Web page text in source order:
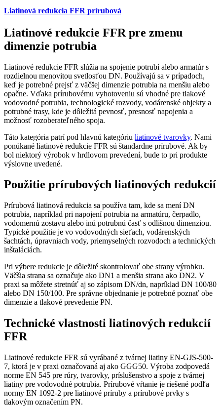
Liatinová redukcia FFR prírubová
Liatinové redukcie FFR pre zmenu
dimenzie potrubia
Liatinové redukcie FFR slúžia na spojenie potrubí alebo armatúr s
rozdielnou menovitou svetlosťou DN. Používajú sa v prípadoch,
keď je potrebné prejsť z väčšej dimenzie potrubia na menšiu alebo
opačne. Vďaka prírubovému vyhotoveniu sú vhodné pre tlakové
vodovodné potrubia, technologické rozvody, vodárenské objekty a
potrubné trasy, kde je dôležitá pevnosť, presnosť napojenia a
možnosť rozoberateľného spoja.
Táto kategória patrí pod hlavnú kategóriu liatinové tvarovky. Nami
ponúkané liatinové redukcie FFR sú štandardne prírubové. Ak by
bol niektorý výrobok v hrdlovom prevedení, bude to pri produkte
výslovne uvedené.
Použitie prírubových liatinových redukcií
Prírubová liatinová redukcia sa používa tam, kde sa mení DN
potrubia, napríklad pri napojení potrubia na armatúru, čerpadlo,
vodomernú zostavu alebo inú potrubnú časť s odlišnou dimenziou.
Typické použitie je vo vodovodných sieťach, vodárenských
šachtách, úpravniach vody, priemyselných rozvodoch a technických
inštaláciách.
Pri výbere redukcie je dôležité skontrolovať obe strany výrobku.
Väčšia strana sa označuje ako DN1 a menšia strana ako DN2. V
praxi sa môžete stretnúť aj so zápisom DN/dn, napríklad DN 100/80
alebo DN 150/100. Pre správne objednanie je potrebné poznať obe
dimenzie a tlakové prevedenie PN.
Technické vlastnosti liatinových redukcií
FFR
Liatinové redukcie FFR sú vyrábané z tvárnej liatiny EN-GJS-500-
7, ktorá je v praxi označovaná aj ako GGG50. Výroba zodpovedá
norme EN 545 pre rúry, tvarovky, príslušenstvo a spoje z tvárnej
liatiny pre vodovodné potrubia. Prírubové vŕtanie je riešené podľa
normy EN 1092-2 pre liatinové príruby a prírubové prvky s
tlakovým označením PN.